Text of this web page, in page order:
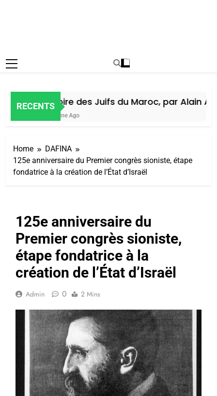
RECENTS
Histoire des Juifs du Maroc, par Alain
1 Semaine Ago
Home
DAFINA
125e anniversaire du Premier congrès sioniste, étape
fondatrice à la création de l’État d’Israël
125e anniversaire du
Premier congrès sioniste,
étape fondatrice à la
création de l’État d’Israël
Admin 0 2 Mins